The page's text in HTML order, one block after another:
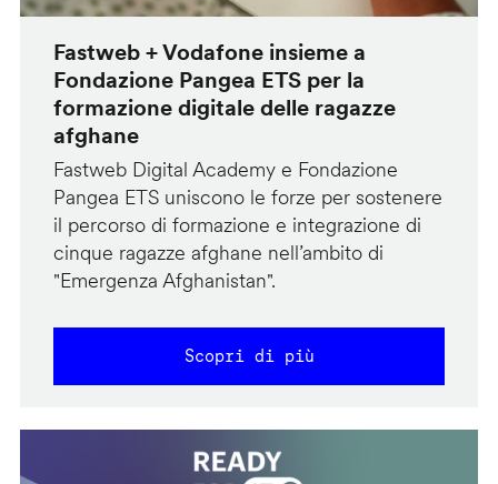
Fastweb + Vodafone insieme a
Fondazione Pangea ETS per la
formazione digitale delle ragazze
afghane
Fastweb Digital Academy e Fondazione
Pangea ETS uniscono le forze per sostenere
il percorso di formazione e integrazione di
cinque ragazze afghane nell’ambito di
"Emergenza Afghanistan".
Scopri di più